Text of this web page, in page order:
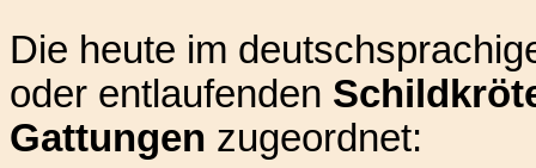
Die heute im
oder entlaufenden
Gattungen zugeordnet: